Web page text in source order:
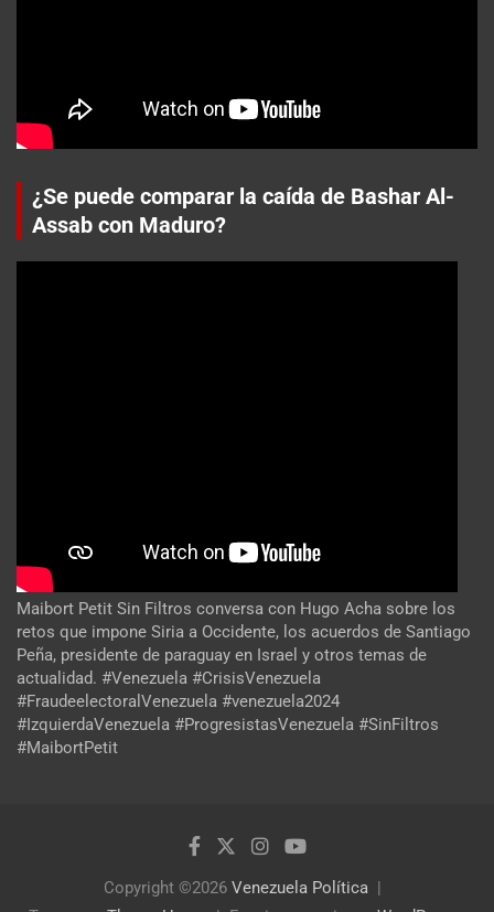
¿Se puede comparar la caída de Bashar Al-
Assab con Maduro?
Maibort Petit Sin Filtros conversa con Hugo Acha sobre los
retos que impone Siria a Occidente, los acuerdos de Santiago
Peña, presidente de paraguay en Israel y otros temas de
actualidad. #Venezuela #CrisisVenezuela
#FraudeelectoralVenezuela #venezuela2024
#IzquierdaVenezuela #ProgresistasVenezuela #SinFiltros
#MaibortPetit
Copyright ©2026 Venezuela Política